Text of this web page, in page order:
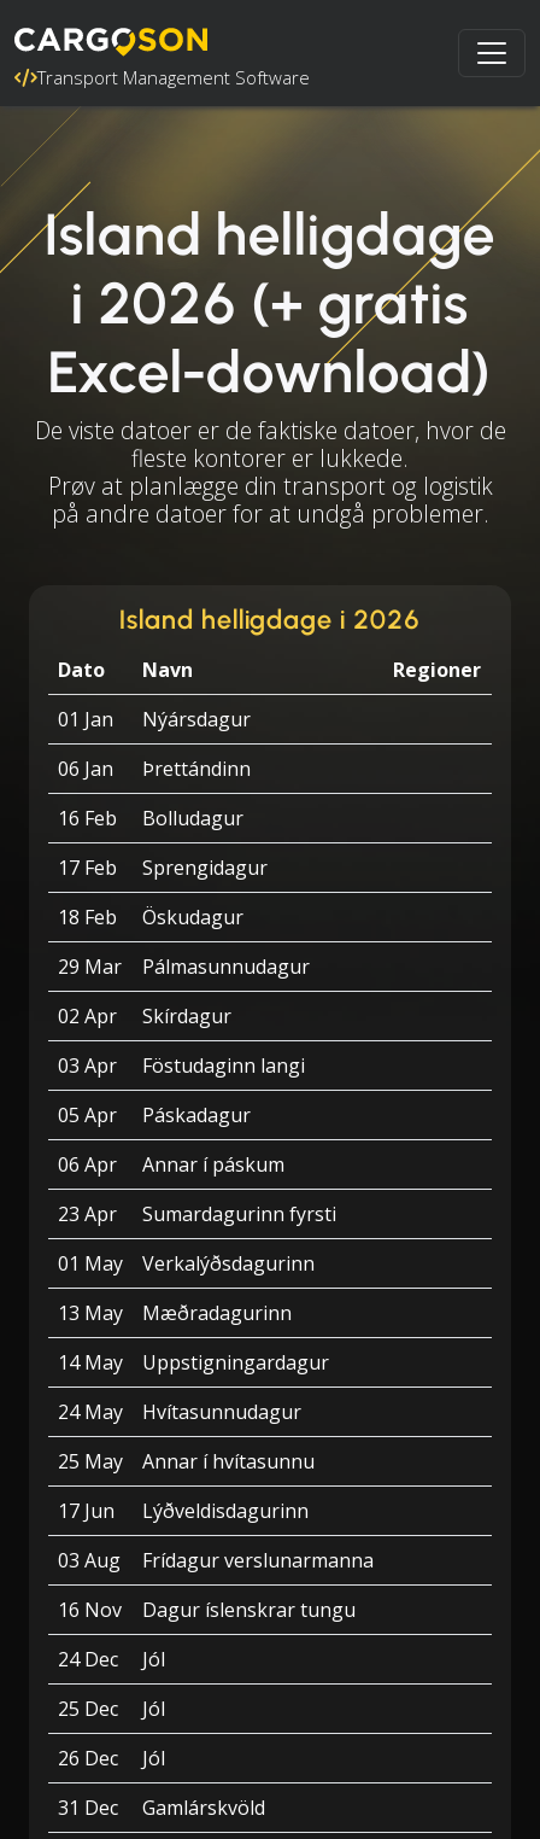
Transport Management Software
Island helligdage
i 2026 (+ gratis
Excel-download)
De viste datoer er de faktiske datoer, hvor de
fleste kontorer er lukkede.
Prøv at planlægge din transport og logistik
på andre datoer for at undgå problemer.
Island helligdage i 2026
Dato Navn
Regioner
01 Jan
Nýársdagur
06 Jan
Þrettándinn
16 Feb
Bolludagur
17 Feb
Sprengidagur
18 Feb
Öskudagur
29 Mar
Pálmasunnudagur
02 Apr
Skírdagur
03 Apr
Föstudaginn langi
05 Apr
Páskadagur
06 Apr
Annar í páskum
23 Apr
Sumardagurinn fyrsti
01 May
Verkalýðsdagurinn
13 May
Mæðradagurinn
14 May
Uppstigningardagur
24 May
Hvítasunnudagur
25 May
Annar í hvítasunnu
17 Jun
Lýðveldisdagurinn
03 Aug
Frídagur verslunarmanna
16 Nov
Dagur íslenskrar tungu
24 Dec
Jól
25 Dec
Jól
26 Dec
Jól
31 Dec
Gamlárskvöld